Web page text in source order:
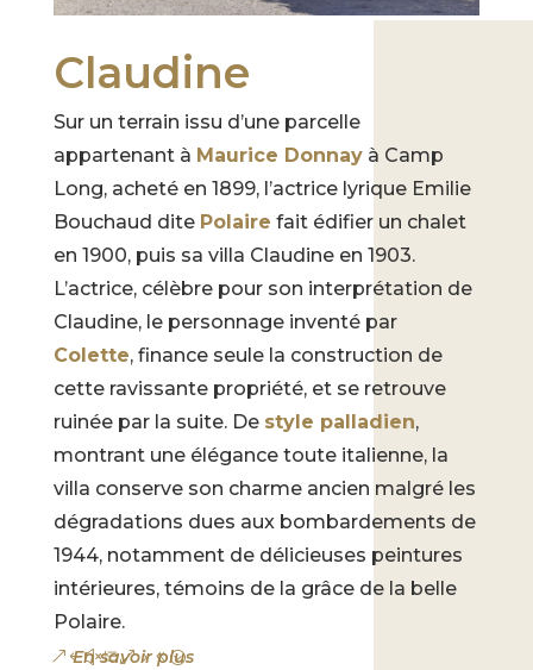
Claudine
Sur un terrain issu d’une parcelle
appartenant à Maurice Donnayà Camp
Long, acheté en 1899, l’actrice lyrique Emilie
Bouchaud dite Polaire fait édifier un chalet
en 1900, puis sa villa Claudine en 1903.
L’actrice, célèbre pour son interprétation de
Claudine, le personnage inventé par
Colette, finance seule la construction de
cette ravissante propriété, et se retrouve
ruinée par la suite. De style palladien,
montrant une élégance toute italienne, la
villa conserve son charme ancien malgré les
dégradations dues aux bombardements de
1944, notamment de délicieuses peintures
intérieures, témoins de la grâce de la belle
Polaire.
En savoir plus